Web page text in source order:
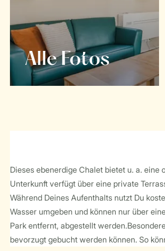
Alle Fotos
Dieses ebenerdige Chalet bietet u. a.
Unterkunft verfügt über eine private
Während Deines Aufenthalts nutzt Du
Wasser umgeben und können nur über
Park entfernt, abgestellt
bevorzugt gebucht werden können. So